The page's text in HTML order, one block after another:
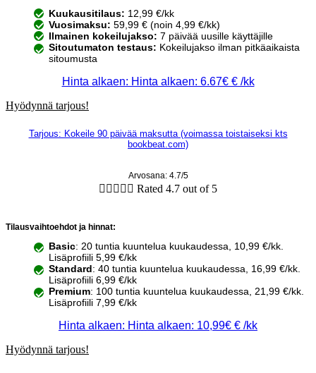
Kuukausitilaus: 12,99 €/kk
Vuosimaksu: 59,99 € (noin 4,99 €/kk)
Ilmainen kokeilujakso: 7 päivää uusille käyttäjille
Sitoutumaton testaus: Kokeilujakso ilman pitkäaikaista
sitoumusta
Hinta alkaen: Hinta alkaen: 6.67€ € /kk
Hyödynnä tarjous!
Tarjous: Kokeile 90 päivää maksutta (voimassa toistaiseksi kts
bookbeat.com)
Arvosana: 4.7/5
     Rated 4.7 out of 5
Tilausvaihtoehdot ja hinnat:
Basic: 20 tuntia kuuntelua kuukaudessa, 10,99 €/kk.
Lisäprofiili 5,99 €/kk
Standard: 40 tuntia kuuntelua kuukaudessa, 16,99 €/kk.
Lisäprofiili 6,99 €/kk
Premium: 100 tuntia kuuntelua kuukaudessa, 21,99 €/kk.
Lisäprofiili 7,99 €/kk
Hinta alkaen: Hinta alkaen: 10,99€ € /kk
Hyödynnä tarjous!